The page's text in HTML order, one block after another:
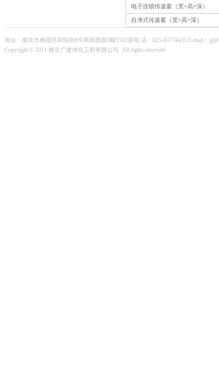
电子连锁传递窗（宽×高×深）
自净式传递窗（宽×高×深）
地址：南京市栖霞区和悦街8号凤和西园5幢1502室电 话：025-83774435 E-mail：
Copyright © 2011 南京广捷净化工程有限公司. All rights reserved